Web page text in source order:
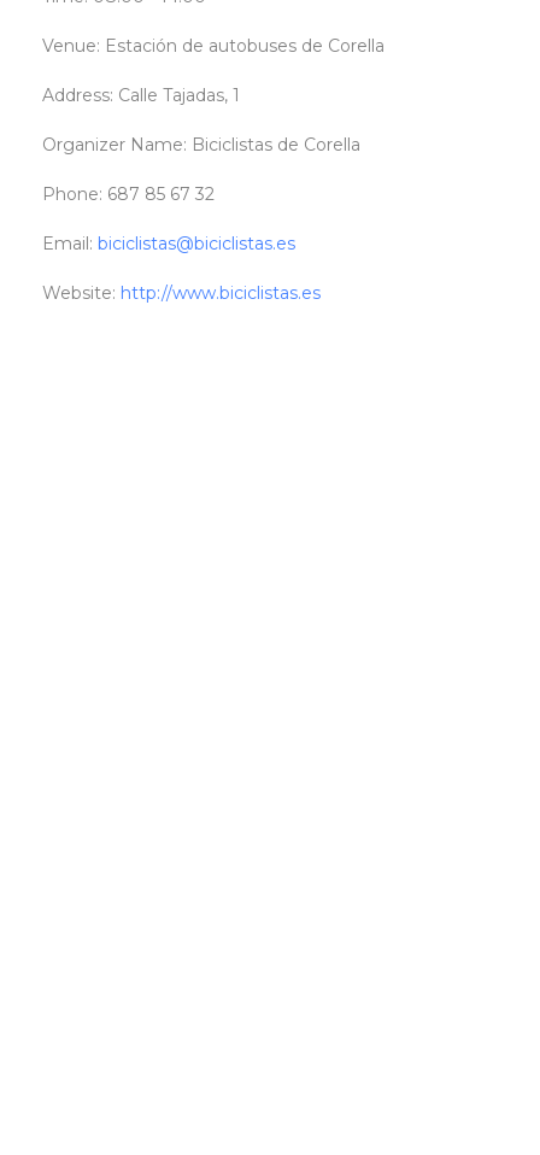
Venue: Estación de autobuses de Corella
Address: Calle Tajadas, 1
Organizer Name: Biciclistas de Corella
Phone: 687 85 67 32
Email: biciclistas@biciclistas.es
Website: http://www.biciclistas.es